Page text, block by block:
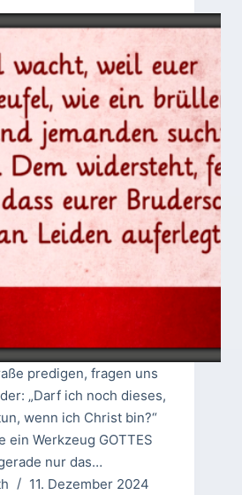
predigen, fragen uns
„Darf ich noch dieses,
wenn ich Christ bin?“
ein Werkzeug GOTTES
nur das…
11. Dezember 2024